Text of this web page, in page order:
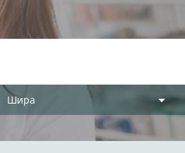
Шира